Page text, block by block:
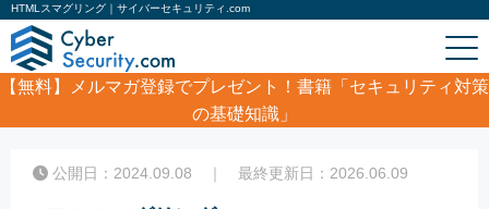
HTMLスマグリング｜サイバーセキュリティ.com
【無料】
メルマガ登録でプレゼント！書籍「セキュリティ対策
の基礎知識」
HTMLスマグリング
公開日：2024.09.08 ｜ 最終更新日：2026.06.09